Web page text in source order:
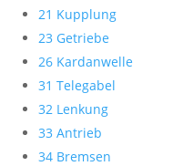
21 Kupplung
23 Getriebe
26 Kardanwelle
31 Telegabel
32 Lenkung
33 Antrieb
34 Bremsen